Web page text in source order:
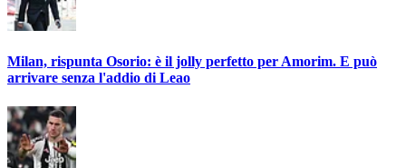
Milan, rispunta Osorio: è il jolly perfetto per Amorim. E può
arrivare senza l'addio di Leao